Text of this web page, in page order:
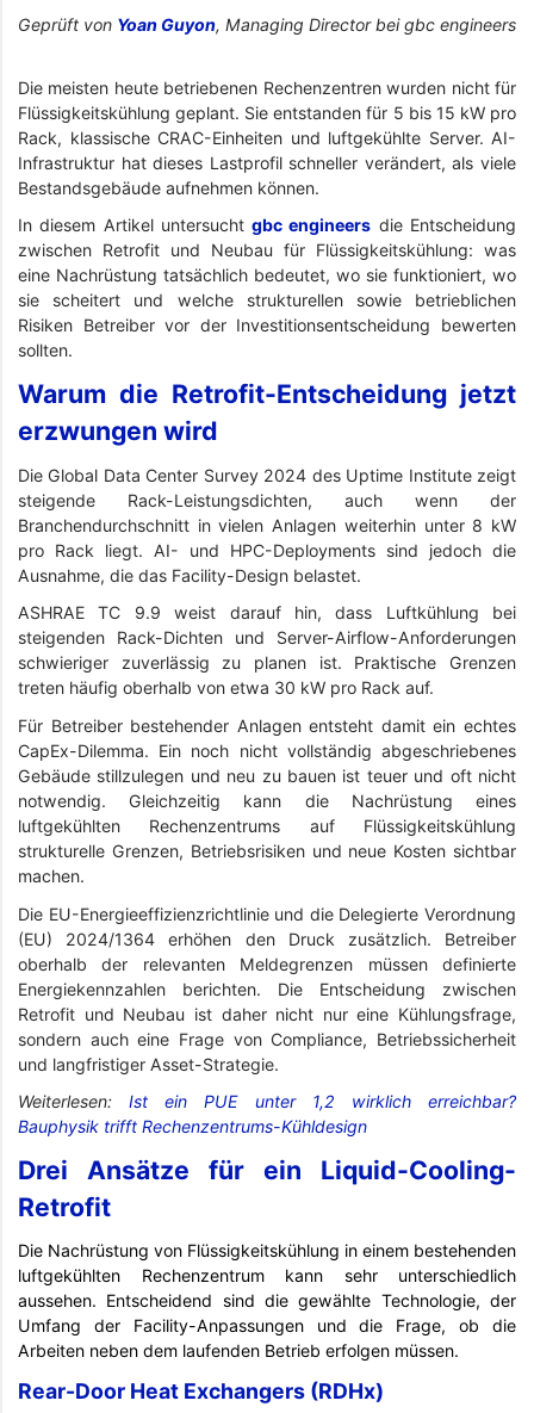
Geprüft von Yoan Guyon, Managing Director bei gbc engineers
Die meisten heute betriebenen Rechenzentren wurden nicht für
Flüssigkeitskühlung geplant. Sie entstanden für 5 bis 15 kW pro
Rack, klassische CRAC-Einheiten und luftgekühlte Server. AI-
Infrastruktur hat dieses Lastprofil schneller verändert, als viele
Bestandsgebäude aufnehmen können.
In diesem Artikel untersuchtgbc engineers die Entscheidung
zwischen Retrofit und Neubau für Flüssigkeitskühlung: was
eine Nachrüstung tatsächlich bedeutet, wo sie funktioniert, wo
sie scheitert und welche strukturellen sowie betrieblichen
Risiken Betreiber vor der Investitionsentscheidung bewerten
sollten.
Warum die Retrofit-Entscheidung jetzt
erzwungen wird
Die Global Data Center Survey 2024 des Uptime Institute zeigt
steigende Rack-Leistungsdichten, auch wenn der
Branchendurchschnitt in vielen Anlagen weiterhin unter 8 kW
pro Rack liegt. AI- und HPC-Deployments sind jedoch die
Ausnahme, die das Facility-Design belastet.
ASHRAE TC 9.9 weist darauf hin, dass Luftkühlung bei
steigenden Rack-Dichten und Server-Airflow-Anforderungen
schwieriger zuverlässig zu planen ist. Praktische Grenzen
treten häufig oberhalb von etwa 30 kW pro Rack auf.
Für Betreiber bestehender Anlagen entsteht damit ein echtes
CapEx-Dilemma. Ein noch nicht vollständig abgeschriebenes
Gebäude stillzulegen und neu zu bauen ist teuer und oft nicht
notwendig. Gleichzeitig kann die Nachrüstung eines
luftgekühlten Rechenzentrums auf Flüssigkeitskühlung
strukturelle Grenzen, Betriebsrisiken und neue Kosten sichtbar
machen.
Die EU-Energieeffizienzrichtlinie und die Delegierte Verordnung
(EU) 2024/1364 erhöhen den Druck zusätzlich. Betreiber
oberhalb der relevanten Meldegrenzen müssen definierte
Energiekennzahlen berichten. Die Entscheidung zwischen
Retrofit und Neubau ist daher nicht nur eine Kühlungsfrage,
sondern auch eine Frage von Compliance, Betriebssicherheit
und langfristiger Asset-Strategie.
Weiterlesen:
Ist ein PUE unter 1,2 wirklich erreichbar?
Bauphysik trifft Rechenzentrums-Kühldesign
Drei Ansätze für ein Liquid-Cooling-
Retrofit
Die Nachrüstung von Flüssigkeitskühlung in einem bestehenden
luftgekühlten Rechenzentrum kann sehr unterschiedlich
aussehen. Entscheidend sind die gewählte Technologie, der
Umfang der Facility-Anpassungen und die Frage, ob die
Arbeiten neben dem laufenden Betrieb erfolgen müssen.
Rear-Door Heat Exchangers (RDHx)